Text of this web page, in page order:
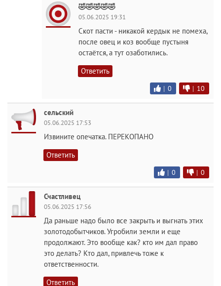
🤣🤣🤣🤣🤣
05.06.2025 19:31
Скот пасти - никакой кердык не помеха,
после овец и коз вообще пустыня
остаётся, а тут озаботились.
Ответить
| 0 | 10
сельский
05.06.2025 17:53
Извините опечатка. ПЕРЕКОПАНО
Ответить
| 0 | 0
Счастливец
05.06.2025 17:56
Да раньше надо было все закрыть и выгнать этих
золотодобытчиков. Угробили земли и еще
продолжают. Это вообще как? кто им дал право
это делать? Кто дал, привлечь тоже к
ответственности.
Ответить